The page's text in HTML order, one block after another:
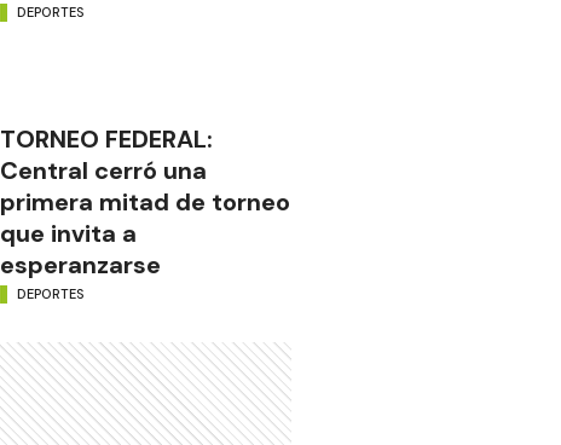
DEPORTES
TORNEO FEDERAL:
Central cerró una
primera mitad de torneo
que invita a
esperanzarse
DEPORTES